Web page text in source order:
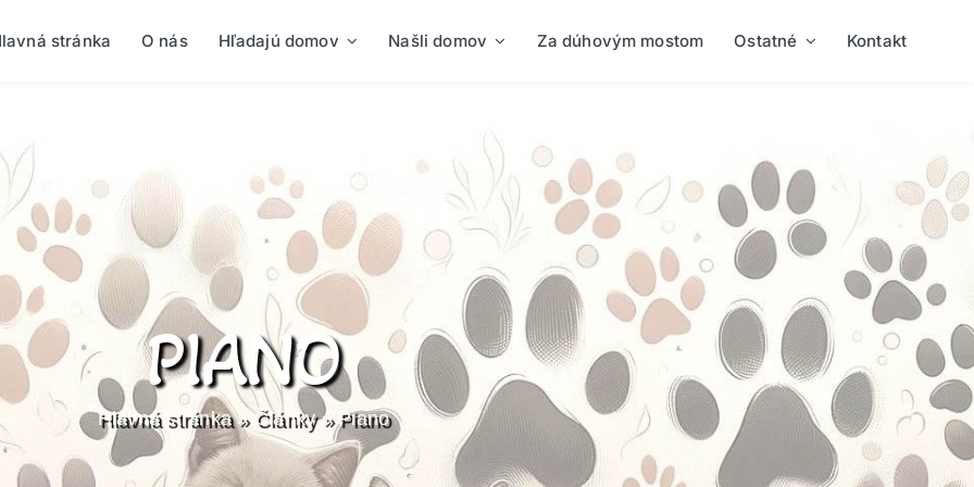
stránka O nás Hľadajú domov Našli domov Za dúhovým mostom Ostatné Kontakt
PIANO
Hlavná stránka»Články» Piano